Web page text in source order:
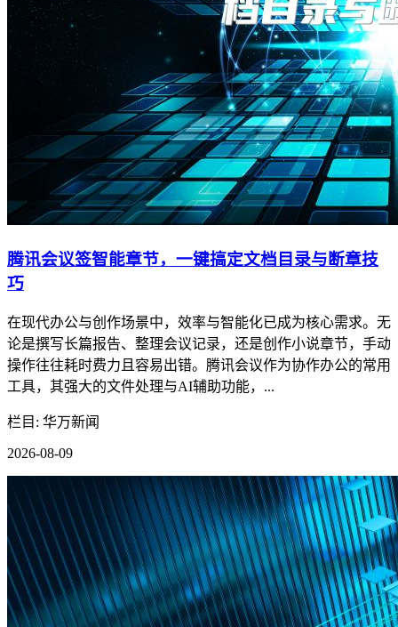
腾讯会议签智能章节，一键搞定文档目录与断章技
巧
在现代办公与创作场景中，效率与智能化已成为核心需求。无
论是撰写长篇报告、整理会议记录，还是创作小说章节，手动
操作往往耗时费力且容易出错。腾讯会议作为协作办公的常用
工具，其强大的文件处理与AI辅助功能，...
栏目: 华万新闻
2026-08-09